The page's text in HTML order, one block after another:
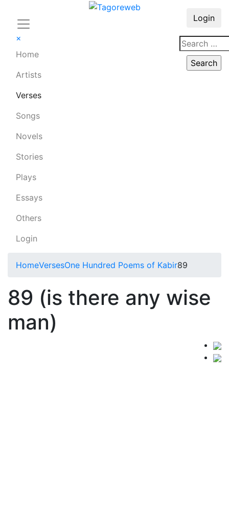
×
Home
Artists
Verses
Songs
Novels
Stories
Plays
Essays
Others
Login
Login
HomeVersesOne Hundred Poems of Kabir89
89 (is there any wise
man)